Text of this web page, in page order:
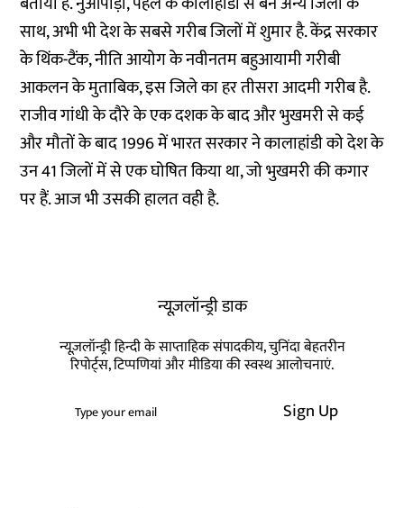
साथ, अभी भी देश के सबसे गरीब जिलों में शुमार है. केंद्र सरकार
के थिंक-टैंक, नीति आयोग के नवीनतम बहुआयामी गरीबी
आकलन के मुताबिक, इस जिले का हर तीसरा आदमी गरीब है.
राजीव गांधी के दौरे के एक दशक के बाद और भुखमरी से कई
और मौतों के बाद 1996 में भारत सरकार ने कालाहांडी को देश के
उन 41 जिलों में से एक घोषित किया था, जो भुखमरी की कगार
पर हैं. आज भी उसकी हालत वही है.
न्यूज़लॉन्ड्री डाक
न्यूज़लॉन्ड्री हिन्दी के साप्ताहिक संपादकीय, चुनिंदा बेहतरीन
रिपोर्ट्स, टिप्पणियां और मीडिया की स्वस्थ आलोचनाएं.
Sign Up